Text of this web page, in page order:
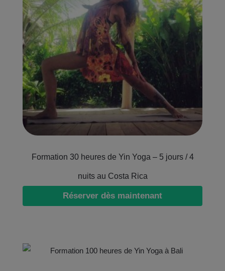
Formation 30 heures de Yin Yoga – 5 jours / 4
nuits au Costa Rica
Réserver dès maintenant